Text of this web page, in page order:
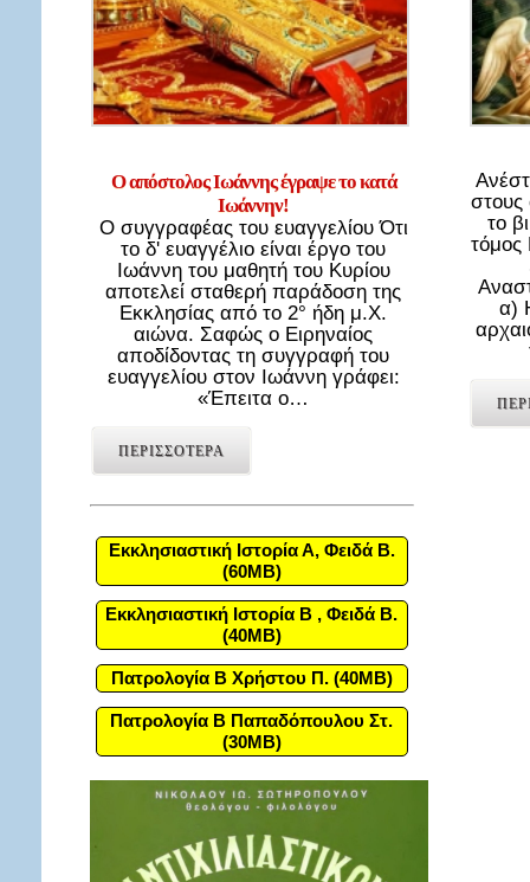
Ο απόστολος Ιωάννης έγραψε το κατά
Ιωάννην!
Ο συγγραφέας του ευαγγελίου Ότι
το δ' ευαγγέλιο είναι έργο του
Ιωάννη του μαθητή του Κυρίου
αποτελεί σταθερή παράδοση της
Εκκλησίας από το 2° ήδη μ.Χ.
αιώνα. Σαφώς ο Ειρηναίος
αποδίδοντας τη συγγραφή του
ευαγγελίου στον Ιωάννη γράφει:
«Έπειτα ο…
ΠΕΡΙΣΣΟΤΕΡΑ
Εκκλησιαστική Ιστορία Α, Φειδά Β.
(60MB)
Εκκλησιαστική Ιστορία Β , Φειδά Β.
(40MB)
Πατρολογία Β Χρήστου Π. (40MB)
Πατρολογία Β Παπαδόπουλου Στ.
(30MB)
στους
το
α)